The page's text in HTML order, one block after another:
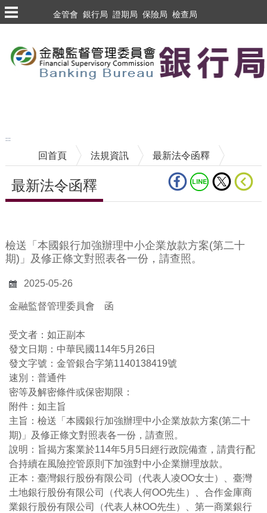
跳到主要內容區塊
金管會 銀行局 證期局 保險局 檢查局
:::
回首頁 法規資訊 最新法令函釋
最新法令函釋
檢送「本國銀行加強辦理中小企業放款方案(第二十
期)」及修正條文對照表各一份，請查照。
2025-05-26
金融監督管理委員會 函
受文者：如正副本
發文日期：中華民國114年5月26日
發文字號：金管銀合字第1140138419號
速別：普通件
密等及解密條件或保密期限：
附件：如主旨
主旨：檢送「本國銀行加強辦理中小企業放款方案(第二十
期)」及修正條文對照表各一份，請查照。
說明：旨揭方案業於114年5月5日經行政院備查，請貴行配
合持續在風險控管原則下加強對中小企業辦理放款。
正本：臺灣銀行股份有限公司（代表人凌OO女士）、臺灣
土地銀行股份有限公司（代表人何OO先生）、合作金庫商
業銀行股份有限公司（代表人林OO先生）、第一商業銀行